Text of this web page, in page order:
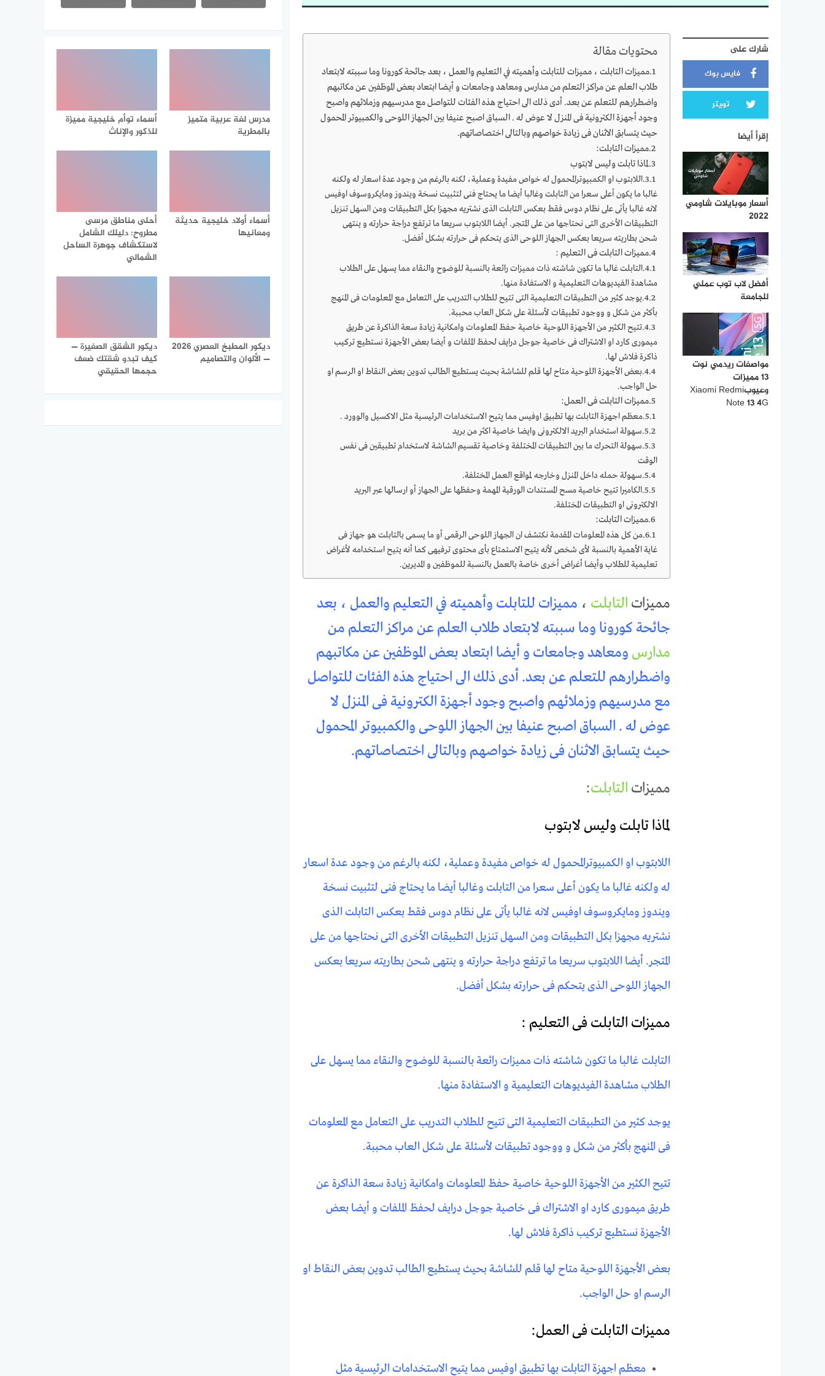
محتويات مقالة
مميزات التابلت ، مميزات للتابلت وأهميته في التعليم والعمل ، بعد جائحة كورونا وما سببته لابتعاد
طلاب العلم عن مراكز التعلم من مدارس ومعاهد وجامعات و أيضا ابتعاد بعض الموظفين عن مكاتبهم
واضطرارهم للتعلم عن بعد. أدى ذلك الى احتياج هذه الفئات للتواصل مع مدرسيهم وزملائهم واصبح
وجود أجهزة الكترونية فى المنزل لا عوض له . السباق اصبح عنيفا بين الجهاز اللوحى والكمبيوتر المحمول
حيث يتسابق الاثنان فى زيادة خواصهم وبالتالى اختصاصاتهم.
مميزات التابلت:
لماذا تابلت وليس لابتوب
اللابتوب او الكمبيوترالمحمول له خواص مفيدة وعملية، لكنه بالرغم من وجود عدة اسعار له ولكنه
غالبا ما يكون أعلى سعرا من التابلت وغالبا أيضا ما يحتاج فنى لتثبيت نسخة ويندوز ومايكروسوف اوفيس
لانه غالبا يأتى على نظام دوس فقط بعكس التابلت الذى نشتريه مجهزا بكل التطبيقات ومن السهل تنزيل
التطبيقات الأخرى التى نحتاجها من على المتجر. أيضا اللابتوب سريعا ما ترتفع دراجة حرارته و ينتهى
شحن بطاريته سريعا بعكس الجهاز اللوحى الذى يتحكم فى حرارته بشكل أفضل.
مميزات التابلت فى التعليم :
التابلت غالبا ما تكون شاشته ذات مميزات رائعة بالنسبة للوضوح والنقاء مما يسهل على الطلاب
مشاهدة الفيديوهات التعليمية و الاستفادة منها.
يوجد كثير من التطبيقات التعليمية التى تتيح للطلاب التدريب على التعامل مع المعلومات فى المنهج
بأكثر من شكل و ووجود تطبيقات لأسئلة على شكل العاب محببة.
تتيح الكثير من الأجهزة اللوحية خاصية حفظ المعلومات وامكانية زيادة سعة الذاكرة عن طريق
ميمورى كارد او الاشتراك فى خاصية جوجل درايف لحفظ الملفات و أيضا بعض الأجهزة نستطيع تركيب
ذاكرة فلاش لها.
بعض الأجهزة اللوحية متاح لها قلم للشاشة بحيث يستطيع الطالب تدوين بعض النقاط او الرسم او
حل الواجب.
مميزات التابلت فى العمل:
معظم اجهزة التابلت بها تطبيق اوفيس مما يتيح الاستخدامات الرئيسية مثل الاكسيل والوورد .
سهولة استخدام البريد الالكترونى وايضا خاصية اكثر من بريد
سهولة التحرك ما بين التطبيقات المختلفة وخاصية تقسيم الشاشة لاستخدام تطبيقين فى نفس
الوقت
سهولة حمله داخل المنزل وخارجه لمواقع العمل المختلفة.
الكاميرا تتيح خاصية مسح المستندات الورقية المهمة وحفظها على الجهاز أو ارسالها عبر البريد
الالكترونى او التطبيقات المختلفة.
مميزات التابلت:
من كل هذه المعلومات المقدمة نكتشف ان الجهاز اللوحى الرقمى أو ما يسمى بالتابلت هو جهاز فى
غاية الأهمية بالنسبة لأى شخص لأنه يتيح الاستمتاع بأى محتوى ترفيهى كما أنه يتيح استخدامه لأغراض
تعليمية للطلاب وأيضا أغراض أخرى خاصة بالعمل بالنسبة للموظفين و المديرين.
مميزات التابلت ، مميزات للتابلت وأهميته في التعليم والعمل ، بعد
جائحة كورونا وما سببته لابتعاد طلاب العلم عن مراكز التعلم من
مدارس ومعاهد وجامعات و أيضا ابتعاد بعض الموظفين عن مكاتبهم
واضطرارهم للتعلم عن بعد. أدى ذلك الى احتياج هذه الفئات للتواصل
مع مدرسيهم وزملائهم واصبح وجود أجهزة الكترونية فى المنزل لا
عوض له . السباق اصبح عنيفا بين الجهاز اللوحى والكمبيوتر المحمول
حيث يتسابق الاثنان فى زيادة خواصهم وبالتالى اختصاصاتهم.
مميزات التابلت:
لماذا تابلت وليس لابتوب
اللابتوب او الكمبيوترالمحمول له خواص مفيدة وعملية، لكنه بالرغم من وجود عدة اسعار
له ولكنه غالبا ما يكون أعلى سعرا من التابلت وغالبا أيضا ما يحتاج فنى لتثبيت نسخة
ويندوز ومايكروسوف اوفيس لانه غالبا يأتى على نظام دوس فقط بعكس التابلت الذى
نشتريه مجهزا بكل التطبيقات ومن السهل تنزيل التطبيقات الأخرى التى نحتاجها من على
المتجر. أيضا اللابتوب سريعا ما ترتفع دراجة حرارته و ينتهى شحن بطاريته سريعا بعكس
الجهاز اللوحى الذى يتحكم فى حرارته بشكل أفضل.
مميزات التابلت فى التعليم :
التابلت غالبا ما تكون شاشته ذات مميزات رائعة بالنسبة للوضوح والنقاء مما يسهل على
الطلاب مشاهدة الفيديوهات التعليمية و الاستفادة منها.
يوجد كثير من التطبيقات التعليمية التى تتيح للطلاب التدريب على التعامل مع المعلومات
فى المنهج بأكثر من شكل و ووجود تطبيقات لأسئلة على شكل العاب محببة.
تتيح الكثير من الأجهزة اللوحية خاصية حفظ المعلومات وامكانية زيادة سعة الذاكرة عن
طريق ميمورى كارد او الاشتراك فى خاصية جوجل درايف لحفظ الملفات و أيضا بعض
الأجهزة نستطيع تركيب ذاكرة فلاش لها.
بعض الأجهزة اللوحية متاح لها قلم للشاشة بحيث يستطيع الطالب تدوين بعض النقاط او
الرسم او حل الواجب.
مميزات التابلت فى العمل:
معظم اجهزة التابلت بها تطبيق اوفيس مما يتيح الاستخدامات الرئيسية مثل
شارك على
فايس بوك
تويتر
إقرأ أيضا
أسعار موبايلات شاومي
2022
أفضل لاب توب عملي
للجامعة
مواصفات ريدمي نوت
13 مميزات
وعيوبXiaomi Redmi
Note 13 4G
مدرس لغة عربية متميز
بالمطرية
أسماء توأم خليجية مميزة
للذكور والإناث
أسماء أولاد خليجية حديثة
ومعانيها
أحلى مناطق مرسى
مطروح: دليلك الشامل
لاستكشاف جوهرة الساحل
الشمالي
ديكور المطبخ العصري 2026
— الألوان والتصاميم
ديكور الشقق الصغيرة —
كيف تبدو شقتك ضعف
حجمها الحقيقي